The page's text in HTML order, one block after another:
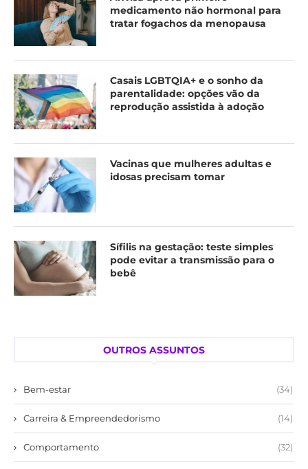
medicamento não hormonal para
tratar fogachos da menopausa
Casais LGBTQIA+ e o sonho da
parentalidade: opções vão da
reprodução assistida à adoção
Vacinas que mulheres adultas e
idosas precisam tomar
Sífilis na gestação: teste simples
pode evitar a transmissão para o
bebê
OUTROS ASSUNTOS
Bem-estar (34)
Carreira & Empreendedorismo (14)
Comportamento (32)